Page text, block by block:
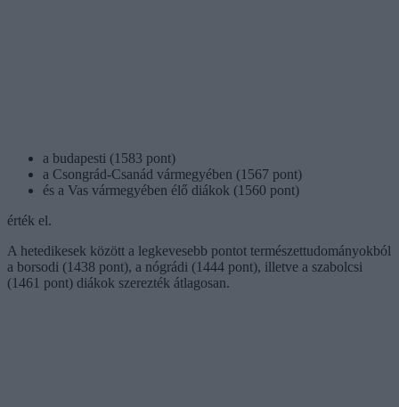
a budapesti (1583 pont)
a Csongrád-Csanád vármegyében (1567 pont)
és a Vas vármegyében élő diákok (1560 pont)
érték el.
A hetedikesek között a legkevesebb pontot természettudományokból
a borsodi (1438 pont), a nógrádi (1444 pont), illetve a szabolcsi
(1461 pont) diákok szerezték átlagosan.